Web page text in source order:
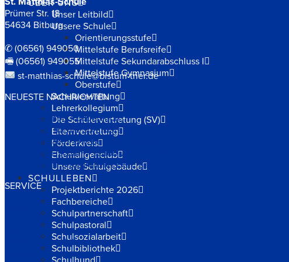
ÜBER UNS
Unser Leitbild
Unsere Schule
Orientierungsstufe
Mittelstufe Berufsreife
Mittelstufe Sekundarabschluss I
Mittelstufe Gymnasium
Oberstufe
Schulverwaltung
Lehrerkollegium
Die Schülervertretung (SV)
Elternvertretung
Förderkreis
Ehemaligenclub
Unsere Schulgebäude
SCHULLEBEN
Projektberichte 2026
Fachbereiche
Schulpartnerschaft
Schulpastoral
Schulsozialarbeit
Schulbibliothek
Prümer Str. 18
54634 Bitburg
✆ (06561) 949050
🖷 (06561) 949055
st-matthias-schule@bistum-trier.de
NEUESTE NACHRICHTEN
Herzsport Kooperation
500€ für die Spielkiste
Prüfe alles und behalte das Gute!
Schön, schön – schön war die Zeit…
Zweiter erfolgreicher Durchlauf des DELF
SERVICE
WebUntis
Schulcampus
Datenschutzerklärung
Impressum